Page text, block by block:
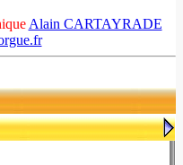
Alain CARTAYRADE